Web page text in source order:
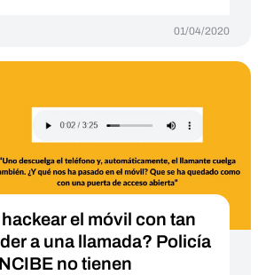
01/04/2020
el móvil con tan
a una llamada? Policía
no tienen